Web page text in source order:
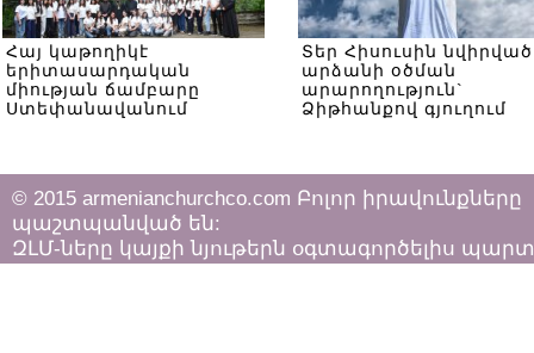
Հայ կաթողիկէ
երիտասարդական
միության ճամբարը
Ստեփանավանում
Տեր Հիսուսին նվիրված
արձանի օծման
արարողություն`
Ձիթհանքով գյուղում
© 2015 armenianchurchco.com Բոլոր իրավունքները
պաշտպանված են:
ԶԼՄ-ները կայքի նյութերն օգտագործելիս